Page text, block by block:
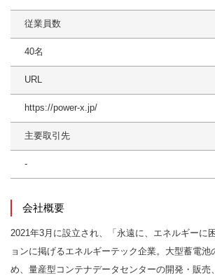
従業員数
40名
URL
https://power-x.jp/
主要取引先
-
会社概要
2021年3月に設立され、「永遠に、エネルギーに
ョンに掲げるエネルギーテック企業。大型蓄電池
め、量産型コンテナデータセンターの開発・販売